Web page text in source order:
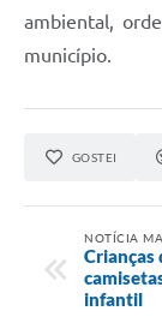
ambiental,
município.
GOSTEI
NOTÍCIA
Crianças
infantil